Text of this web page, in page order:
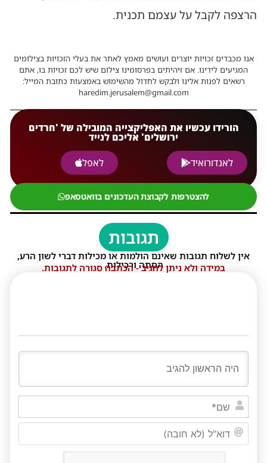
הרצפה לקבל על עצמם תכנית.
אנו מכבדים זכויות יוצרים ועושים מאמץ לאתר את בעלי הזכויות בצילומים
המגיעים לידינו. אם זיהיתים בפרסומינו צילום שיש לכם זכויות בו, אתם
רשאים לפנות אלינו ולבקש לחדול מהשימוש באמצעות כתובת המייל:
haredim.jerusalem@gmail.com
הורידו עכשיו את האפליקצייה המובילה של 'חרדים
ירושלים' אליכם לנייד
לאנדורואיד
לאפל
להצטרפות לקבוצת העדכונים בוואטסאפ
תגובות
אין לשלוח תגובות שאינם הולמות או מכילות דברי לשון הרע,
הסתה ורכילות.
במידה ולא ניתן להגיב - הכתבה סגורה לתגובות.